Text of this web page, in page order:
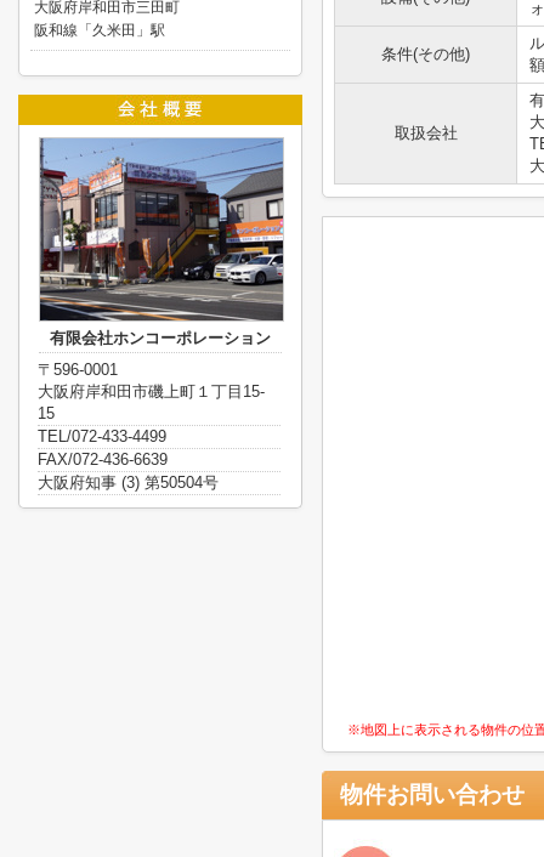
条件(その他)
取扱会社
※地図上に表示される物件の位
物件お問い合わせ
大阪府岸和田市三田町
阪和線「久米田」駅
有限会社ホンコーポレーション
〒596-0001
大阪府岸和田市磯上町１丁目15-
15
TEL/072-433-4499
FAX/072-436-6639
大阪府知事 (3) 第50504号